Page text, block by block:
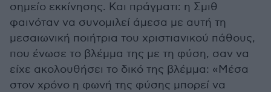
σημείο εκκίνησης. Και πράγματι: η Σμιθ
φαινόταν να συνομιλεί άμεσα με αυτή τη
μεσαιωνική ποιήτρια του χριστιανικού πάθους,
που ένωσε το βλέμμα της με τη φύση, σαν να
είχε ακολουθήσει το δικό της βλέμμα: «Μέσα
στον χρόνο η φωνή της φύσης μπορεί να